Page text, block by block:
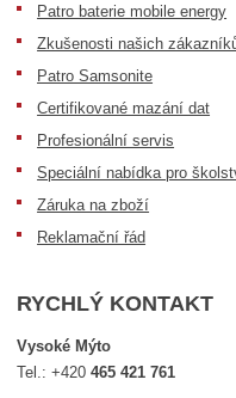
Patro baterie mobile energy
Zkušenosti našich
Patro Samsonite
Certifikované mazání dat
Profesionální servis
Speciální nabídka pro
Záruka na zboží
Reklamační řád
RYCHLÝ KONTAKT
Vysoké Mýto
Tel.:+420465 421 761